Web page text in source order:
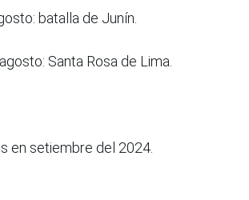
batalla de Junín.
Santa Rosa de Lima.
en setiembre del 2024.